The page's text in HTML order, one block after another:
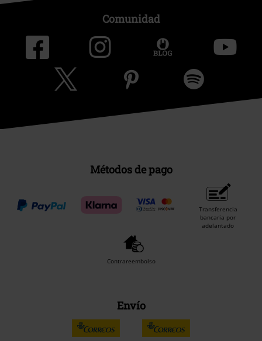
Comunidad
Métodos de pago
Transferencia
bancaria por
adelantado
Contrareembolso
Envío